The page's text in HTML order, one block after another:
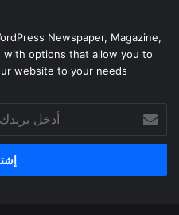
Newspaper, Magazine,
with options that allow you to
website to your needs.
أدخل
بريدك
الإلكتروني